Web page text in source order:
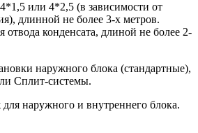
или 4*2,5 (в зависимости от
длинной не более 3-х метров.
отвода конденсата, длиной не более 2-
наружного блока (стандартные),
Сплит-системы.
наружного и внутреннего блока.